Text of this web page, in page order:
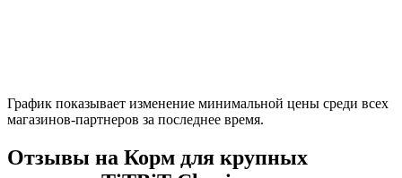
График показывает изменение минимальной цены среди всех
магазинов-партнеров за последнее время.
Отзывы на Корм для крупных